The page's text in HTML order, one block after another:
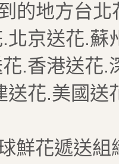
的地方台
北京送花.
.香港送花
送花.美國
鮮花遞送